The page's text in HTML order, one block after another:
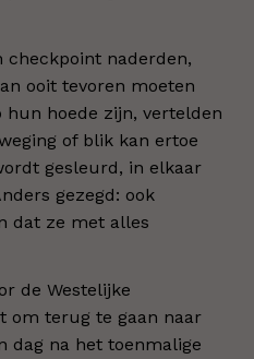
checkpoint naderden,
ooit tevoren moeten
hun hoede zijn, vertelden
of blik kan ertoe
gesleurd, in elkaar
gezegd: ook
dat ze met alles
de Westelijke
om terug te gaan naar
dag na het toenmalige